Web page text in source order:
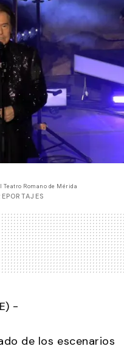
Teatro Romano de Mérida
-
de los escenarios